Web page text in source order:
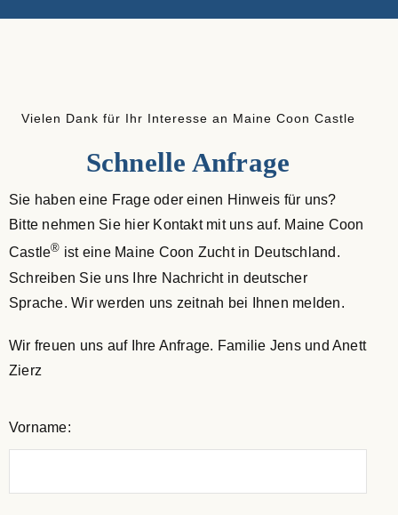
Suche
nach:
Vielen Dank für Ihr Interesse an Maine Coon Castle
Schnelle Anfrage
Sie haben eine Frage oder einen Hinweis für uns?
Bitte nehmen Sie hier Kontakt mit uns auf. Maine Coon
Castle® ist eine Maine Coon Zucht in Deutschland.
Schreiben Sie uns Ihre Nachricht in deutscher
Sprache. Wir werden uns zeitnah bei Ihnen melden.
Wir freuen uns auf Ihre Anfrage. Familie Jens und Anett
Zierz
Vorname: